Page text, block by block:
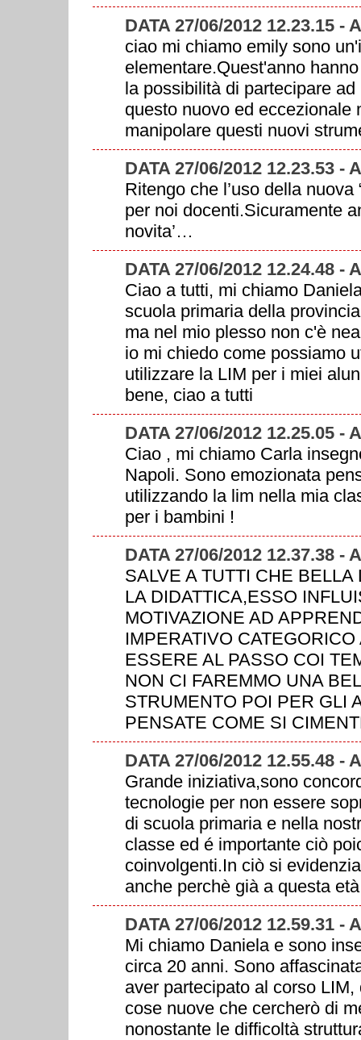
DATA 27/06/2012 12.23.15 -
ciao mi chiamo emily sono
elementare.Quest'anno
la possibilità di partecipare
questo nuovo ed eccezionale
manipolare questi nuovi
DATA 27/06/2012 12.23.53 -
Ritengo che l’uso della
per noi docenti.Sicuramente
novita’…
DATA 27/06/2012 12.24.48 -
Ciao a tutti, mi chiamo
scuola primaria della
ma nel mio plesso non c'è
io mi chiedo come possiamo
utilizzare la LIM per i miei
bene, ciao a tutti
DATA 27/06/2012 12.25.05 -
Ciao , mi chiamo Carla
Napoli. Sono emozionata
utilizzando la lim nella mia
per i bambini !
DATA 27/06/2012 12.37.38 -
SALVE A TUTTI CHE
LA DIDATTICA,ESSO
MOTIVAZIONE AD
IMPERATIVO
ESSERE AL PASSO COI
NON CI FAREMMO UNA
STRUMENTO POI PER GLI
PENSATE COME SI
DATA 27/06/2012 12.55.48 -
Grande iniziativa,sono
tecnologie per non essere
di scuola primaria e nella
classe ed é importante ciò
coinvolgenti.In ciò si
anche perchè già a questa
DATA 27/06/2012 12.59.31 -
Mi chiamo Daniela e sono
circa 20 anni. Sono
aver partecipato al corso
cose nuove che cercherò di
nonostante le difficoltà